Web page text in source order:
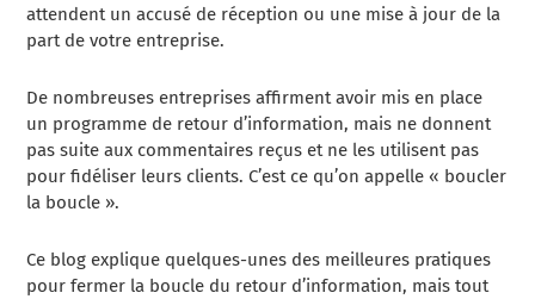
attendent un accusé de réception ou une mise à jour de la
part de votre entreprise.
De nombreuses entreprises affirment avoir mis en place
un programme de retour d’information, mais ne donnent
pas suite aux commentaires reçus et ne les utilisent pas
pour fidéliser leurs clients. C’est ce qu’on appelle « boucler
la boucle ».
Ce blog explique quelques-unes des meilleures pratiques
pour fermer la boucle du retour d’information, mais tout